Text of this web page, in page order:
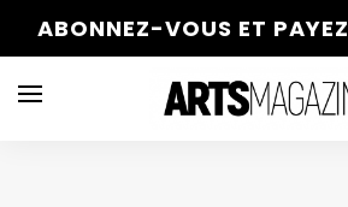
ABONNEZ-VOUS ET PAYEZ